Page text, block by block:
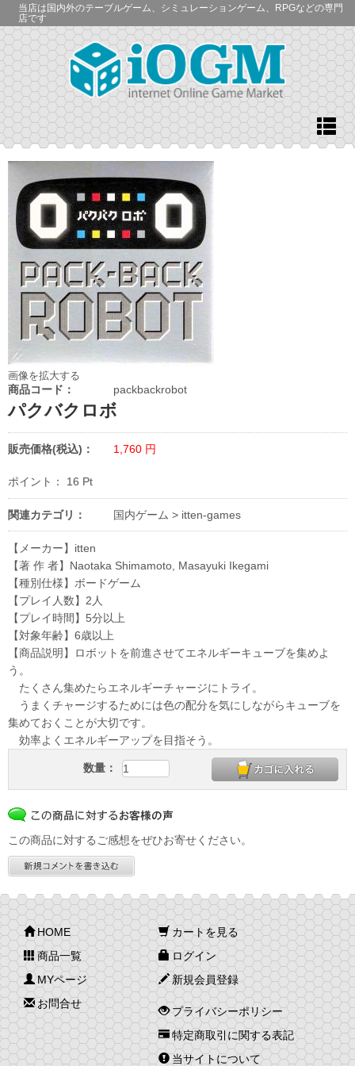
当店は国内外のテーブルゲーム、シミュレーションゲーム、RPGなどの専門
店です
画像を拡大する
商品コード： packbackrobot
パクバクロボ
販売価格(税込)： 1,760 円
ポイント： 16 Pt
関連カテゴリ： 国内ゲーム > itten-games
【メーカー】itten
【著 作 者】Naotaka Shimamoto, Masayuki Ikegami
【種別仕様】ボードゲーム
【プレイ人数】2人
【プレイ時間】5分以上
【対象年齢】6歳以上
【商品説明】ロボットを前進させてエネルギーキューブを集めよ
う。
たくさん集めたらエネルギーチャージにトライ。
うまくチャージするためには色の配分を気にしながらキューブを
集めておくことが大切です。
効率よくエネルギーアップを目指そう。
数量：
この商品に対するご感想をぜひお寄せください。
HOME
商品一覧
MYページ
お問合せ
カートを見る
ログイン
新規会員登録
プライバシーポリシー
特定商取引に関する表記
当サイトについて